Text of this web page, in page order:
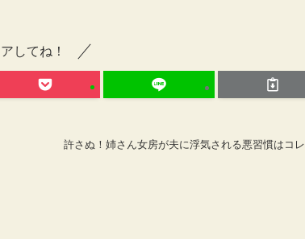
してね！
許さぬ！姉さん女房が夫に浮気される悪習慣はコレ